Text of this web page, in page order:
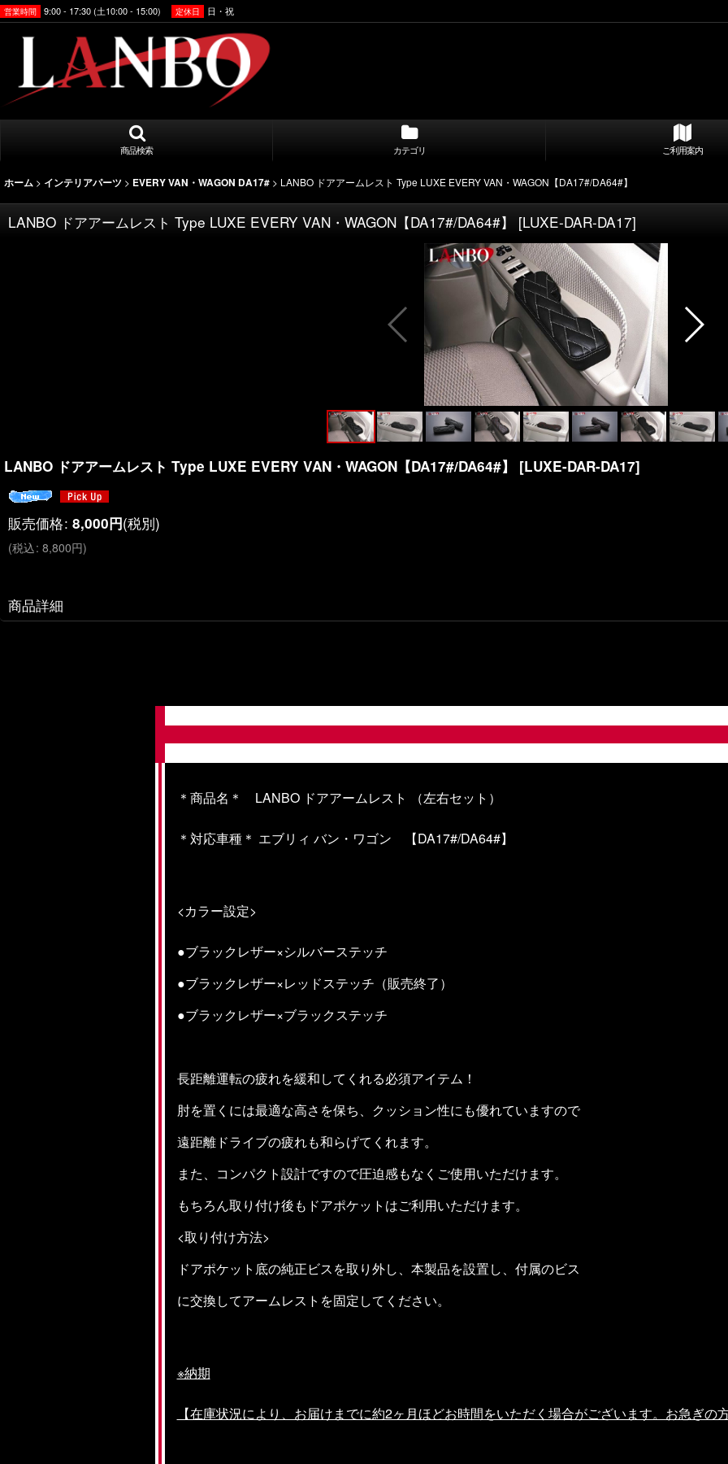
営業時間 9:00 - 17:30 (土10:00 - 15:00) 定休日 日・祝
商品検索 カテゴリ ご利用案内
ホーム > インテリアパーツ > EVERY VAN・WAGON DA17# > LANBO ドアアームレスト Type LUXE EVERY VAN・WAGON【DA17#/DA64#】
LANBO ドアアームレスト Type LUXE EVERY VAN・WAGON【DA17#/DA64#】 [LUXE-DAR-DA17]
LANBO ドアアームレスト Type LUXE EVERY VAN・WAGON【DA17#/DA64#】 [LUXE-DAR-DA17]
販売価格: 8,000円(税別)
(税込: 8,800円)
商品詳細
＊商品名＊ LANBO ドアアームレスト （左右セット）
＊対応車種＊ エブリィ バン・ワゴン 【DA17#/DA64#】
<カラー設定>
●ブラックレザー×シルバーステッチ
●ブラックレザー×レッドステッチ（販売終了）
●ブラックレザー×ブラックステッチ
長距離運転の疲れを緩和してくれる必須アイテム！
肘を置くには最適な高さを保ち、クッション性にも優れていますので
遠距離ドライブの疲れも和らげてくれます。
また、コンパクト設計ですので圧迫感もなくご使用いただけます。
もちろん取り付け後もドアポケットはご利用いただけます。
<取り付け方法>
ドアポケット底の純正ビスを取り外し、本製品を設置し、付属のビス
に交換してアームレストを固定してください。
※納期
【在庫状況により、お届けまでに約2ヶ月ほどお時間をいただく場合がございます。お急ぎ